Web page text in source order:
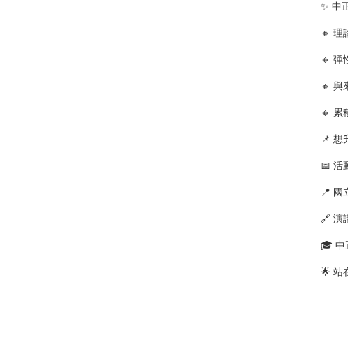
✨ 中
🔸 理
🔸 彈
🔸 與
🔸 累
📌 想
📅 活
📍 國
🔗 演
🎓 中
🌟 站